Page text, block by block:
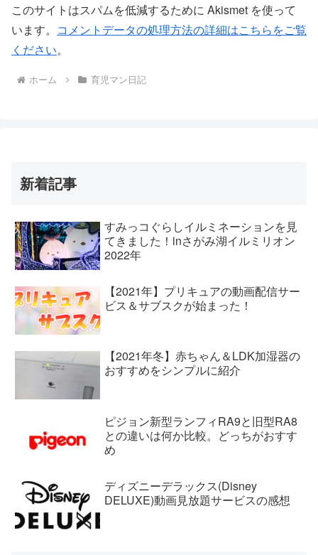
このサイトはスパムを低減するために Akismet を使って
います。 コメントデータの処理方法の詳細はこちらをご覧
ください。
ホーム 育児マン日記
新着記事
すみっコぐらしイルミネーションを見
てきました！inさがみ湖イルミリオン
2022年
【2021年】プリキュアの動画配信サー
ビス＆サブスクが始まった！
【2021年冬】赤ちゃん＆LDK加湿器の
おすすめをシンプルに紹介
ピジョン新型ランフィRA9と旧型RA8
との違いは何か比較。どっちがおすす
め
ディズニーデラックス(Disney
DELUXE)動画見放題サービスの感想